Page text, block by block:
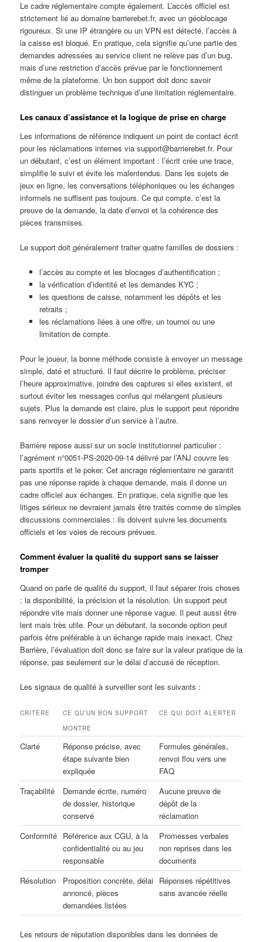
Le cadre réglementaire compte également. L’accès officiel est
strictement lié au domaine barrierebet.fr, avec un géoblocage
rigoureux. Si une IP étrangère ou un VPN est détecté, l’accès à
la caisse est bloqué. En pratique, cela signifie qu’une partie des
demandes adressées au service client ne relève pas d’un bug,
mais d’une restriction d’accès prévue par le fonctionnement
même de la plateforme. Un bon support doit donc savoir
distinguer un problème technique d’une limitation réglementaire.
Les canaux d’assistance et la logique de prise en charge
Les informations de référence indiquent un point de contact écrit
pour les réclamations internes via support@barrierebet.fr. Pour
un débutant, c’est un élément important : l’écrit crée une trace,
simplifie le suivi et évite les malentendus. Dans les sujets de
jeux en ligne, les conversations téléphoniques ou les échanges
informels ne suffisent pas toujours. Ce qui compte, c’est la
preuve de la demande, la date d’envoi et la cohérence des
pièces transmises.
Le support doit généralement traiter quatre familles de dossiers :
l’accès au compte et les blocages d’authentification ;
la vérification d’identité et les demandes KYC ;
les questions de caisse, notamment les dépôts et les
retraits ;
les réclamations liées à une offre, un tournoi ou une
limitation de compte.
Pour le joueur, la bonne méthode consiste à envoyer un message
simple, daté et structuré. Il faut décrire le problème, préciser
l’heure approximative, joindre des captures si elles existent, et
surtout éviter les messages confus qui mélangent plusieurs
sujets. Plus la demande est claire, plus le support peut répondre
sans renvoyer le dossier d’un service à l’autre.
Barrière repose aussi sur un socle institutionnel particulier :
l’agrément n°0051-PS-2020-09-14 délivré par l’ANJ couvre les
paris sportifs et le poker. Cet ancrage réglementaire ne garantit
pas une réponse rapide à chaque demande, mais il donne un
cadre officiel aux échanges. En pratique, cela signifie que les
litiges sérieux ne devraient jamais être traités comme de simples
discussions commerciales : ils doivent suivre les documents
officiels et les voies de recours prévues.
Comment évaluer la qualité du support sans se laisser
tromper
Quand on parle de qualité du support, il faut séparer trois choses
: la disponibilité, la précision et la résolution. Un support peut
répondre vite mais donner une réponse vague. Il peut aussi être
lent mais très utile. Pour un débutant, la seconde option peut
parfois être préférable à un échange rapide mais inexact. Chez
Barrière, l’évaluation doit donc se faire sur la valeur pratique de la
réponse, pas seulement sur le délai d’accusé de réception.
Les signaux de qualité à surveiller sont les suivants :
CRITÈRE
CE QU’UN BON SUPPORT
MONTRE
CE QUI DOIT ALERTER
Clarté
Réponse précise, avec
étape suivante bien
expliquée
Formules générales,
renvoi flou vers une
FAQ
Traçabilité
Demande écrite, numéro
de dossier, historique
conservé
Aucune preuve de
dépôt de la
réclamation
Conformité Référence aux CGU, à la
confidentialité ou au jeu
responsable
Promesses verbales
non reprises dans les
documents
Résolution
Proposition concrète, délai
annoncé, pièces
demandées listées
Réponses répétitives
sans avancée réelle
Les retours de réputation disponibles dans les données de